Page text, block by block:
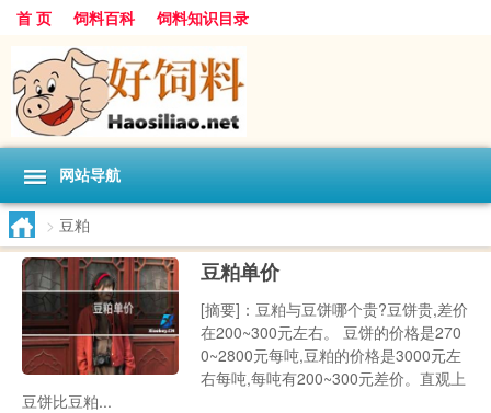
首 页 饲料百科 饲料知识目录
网站导航
> 豆粕
豆粕单价
[摘要]：豆粕与豆饼哪个贵?豆饼贵,差价
在200~300元左右。 豆饼的价格是270
0~2800元每吨,豆粕的价格是3000元左
右每吨,每吨有200~300元差价。直观上
豆饼比豆粕...